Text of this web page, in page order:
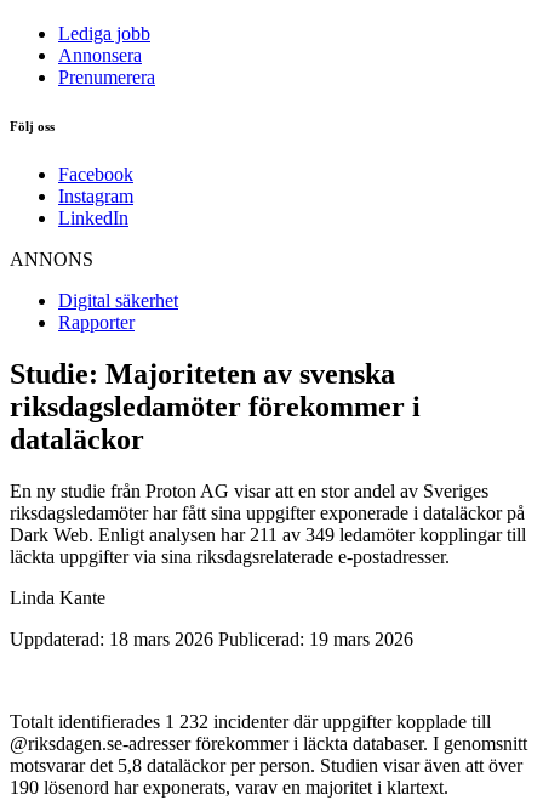
Lediga jobb
Annonsera
Prenumerera
Följ oss
Facebook
Instagram
LinkedIn
ANNONS
Digital säkerhet
Rapporter
Studie: Majoriteten av svenska
riksdagsledamöter förekommer i
dataläckor
En ny studie från Proton AG visar att en stor andel av Sveriges
riksdagsledamöter har fått sina uppgifter exponerade i dataläckor på
Dark Web. Enligt analysen har 211 av 349 ledamöter kopplingar till
läckta uppgifter via sina riksdagsrelaterade e-postadresser.
Linda Kante
Uppdaterad: 18 mars 2026 Publicerad: 19 mars 2026
Totalt identifierades 1 232 incidenter där uppgifter kopplade till
@riksdagen.se-adresser förekommer i läckta databaser. I genomsnitt
motsvarar det 5,8 dataläckor per person. Studien visar även att över
190 lösenord har exponerats, varav en majoritet i klartext.